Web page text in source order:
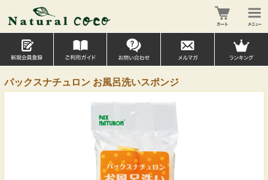
パックスナチュロン お風呂洗いスポンジ